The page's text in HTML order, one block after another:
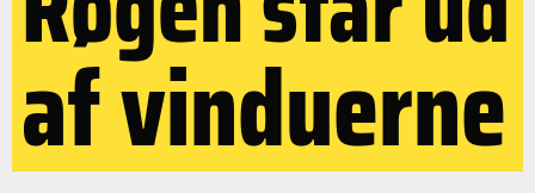
af vinduerne